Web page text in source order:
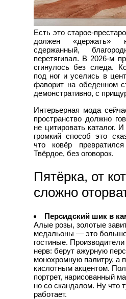
Есть это старое-
должен «держать»
сдержанный,
перетягивал. В 2026-м
сгинулось без следа.
под ног и уселись в
фаворит на обеденном
демонстративно, с
Интерьерная мода
пространство должно
не цитировать каталог.
громкий способ это
что ковёр
Твёрдое, без оговорок.
Пятёрка, от
сложно
Персидский шик в
Алые розы, золотые
медальоны — это
гостиные.
нерв: берут ажурную
монохромную палитру, а
кислотным акцентом.
портрет, нарисованный
но со скандалом. Ну что
работает.